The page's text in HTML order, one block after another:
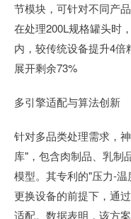
节模块，可针对不同产
在处理200L规格罐头时
内，较传统设备提升4倍
展开剩余73%
多引擎适配与算法创新
针对多品类处理需求，
库"，包含肉制品、乳制
模型。其专利的"压力-
更换设备的前提下，通
适配。数据表明，该方